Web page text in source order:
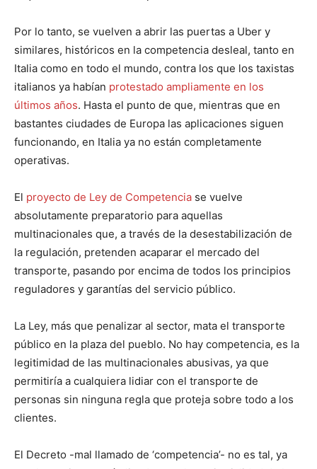
Por lo tanto, se vuelven a abrir las puertas a Uber y
similares, históricos en la competencia desleal, tanto en
Italia como en todo el mundo, contra los que los taxistas
italianos ya habían protestado ampliamente en los
últimos años. Hasta el punto de que, mientras que en
bastantes ciudades de Europa las aplicaciones siguen
funcionando, en Italia ya no están completamente
operativas.
El proyecto de Ley de Competencia se vuelve
absolutamente preparatorio para aquellas
multinacionales que, a través de la desestabilización de
la regulación, pretenden acaparar el mercado del
transporte, pasando por encima de todos los principios
reguladores y garantías del servicio público.
La Ley, más que penalizar al sector, mata el transporte
público en la plaza del pueblo. No hay competencia, es la
legitimidad de las multinacionales abusivas, ya que
permitiría a cualquiera lidiar con el transporte de
personas sin ninguna regla que proteja sobre todo a los
clientes.
El Decreto -mal llamado de ‘competencia’- no es tal, ya